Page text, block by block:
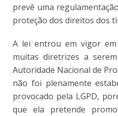
prevê uma
proteção dos direitos dos
A lei entrou em vigor
muitas diretrizes a
Autoridade Nacional de
não foi plenamente
provocado pela LGPD,
que ela pretende